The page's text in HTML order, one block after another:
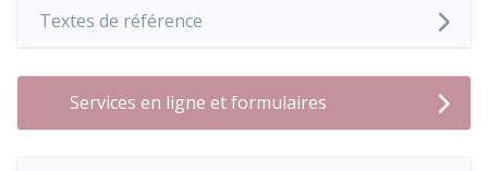
Textes de référence
Services en ligne et formulaires